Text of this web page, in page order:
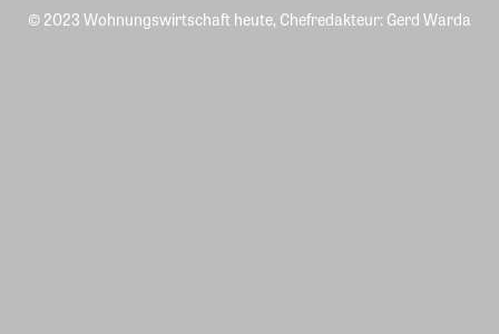
© 2023 Wohnungswirtschaft heute, Chefredakteur: Gerd Warda